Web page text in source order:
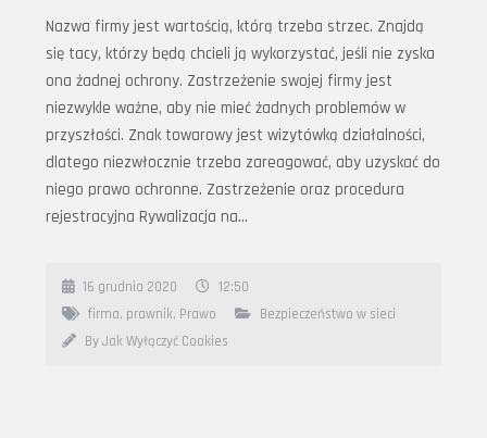
Nazwa firmy jest wartością, którą trzeba strzec. Znajdą
się tacy, którzy będą chcieli ją wykorzystać, jeśli nie zyska
ona żadnej ochrony. Zastrzeżenie swojej firmy jest
niezwykle ważne, aby nie mieć żadnych problemów w
przyszłości. Znak towarowy jest wizytówką działalności,
dlatego niezwłocznie trzeba zareagować, aby uzyskać do
niego prawo ochronne. Zastrzeżenie oraz procedura
rejestracyjna Rywalizacja na…
16 grudnia 2020
12:50
firma, prawnik, Prawo
Bezpieczeństwo w sieci
By Jak Wyłączyć Cookies